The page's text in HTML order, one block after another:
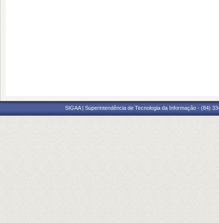
SIGAA | Superintendência de Tecnologia da Informação - (84)